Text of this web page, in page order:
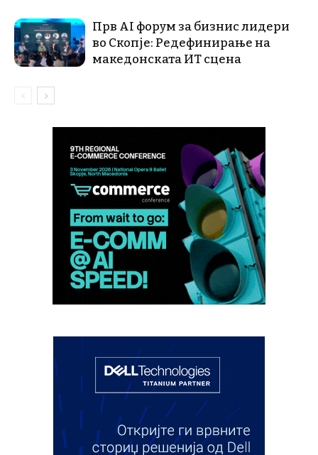
Прв AI форум за бизнис лидери
во Скопје: Редефинирање на
македонската ИТ сцена